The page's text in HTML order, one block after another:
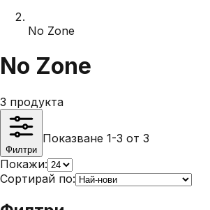
No Zone
No Zone
3 продукта
Филтри
Показване 1-3 от 3
Покажи:
Сортирай по: